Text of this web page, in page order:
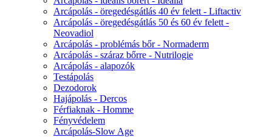
Arcápolás - öregedésgátlás 40 év felett - Liftactiv
Arcápolás - öregedésgátlás 50 és 60 év felett -
Neovadiol
Arcápolás - problémás bőr - Normaderm
Arcápolás - száraz bőrre - Nutrilogie
Arcápolás - alapozók
Testápolás
Dezodorok
Hajápolás - Dercos
Férfiaknak - Homme
Fényvédelem
Arcápolás-Slow Age